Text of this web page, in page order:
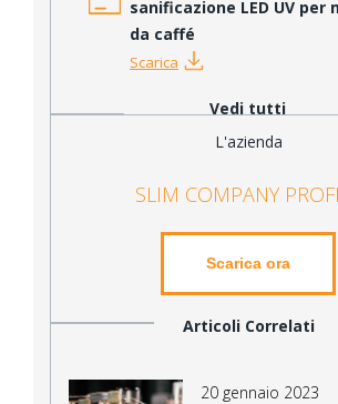
Vedi tutti
sanificazione LED UV per
da caffé
Scarica
L'azienda
SLIM COMPANY
Scarica ora
Articoli Correlati
20 gennaio 2023